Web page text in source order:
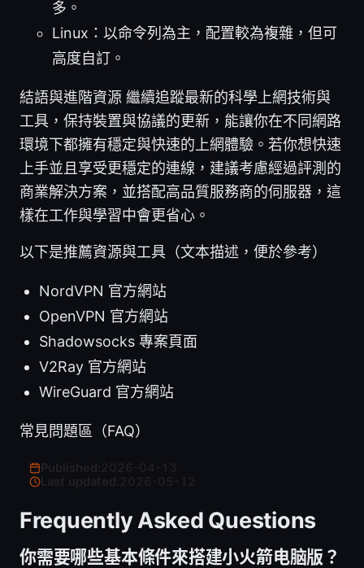
多。
Linux：以命令列為主，配置較為複雜，但可
高度自訂。
結語與進階資源 繼續追蹤最新的科學上網技術與
工具，保持裝置與協議的更新，能讓你在不同網路
環境下都擁有穩定與快速的上網體驗。若你想快速
上手並且享受更穩定的連線，建議考慮經過評測的
商業解決方案，並搭配高品質服務商的伺服器，這
樣在工作與學習中會更省心。
以下是推薦資源與工具（文本描述，便於參考）
NordVPN 官方網站
OpenVPN 官方網站
Shadowsocks 專案頁面
V2Ray 官方網站
WireGuard 官方網站
常見問題區（FAQ）
Last updated:
Frequently Asked Questions
你需要哪些基本條件來搭建小火箭电脑版？